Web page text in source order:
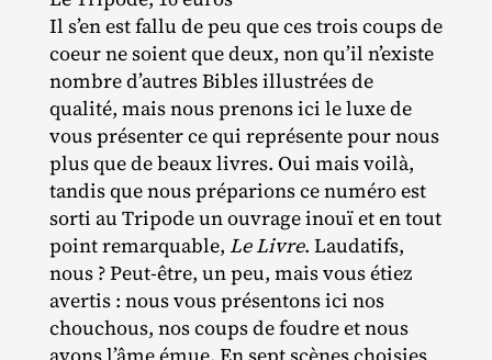
Il s’en est fallu de peu que ces trois coups de
coeur ne soient que deux, non qu’il n’existe
nombre d’autres Bibles illustrées de
qualité, mais nous prenons ici le luxe de
vous présenter ce qui représente pour nous
plus que de beaux livres. Oui mais voilà,
tandis que nous préparions ce numéro est
sorti au Tripode un ouvrage inouï et en tout
point remarquable, Le Livre. Laudatifs,
nous ? Peut‐​être, un peu, mais vous étiez
avertis : nous vous présentons ici nos
chouchous, nos coups de foudre et nous